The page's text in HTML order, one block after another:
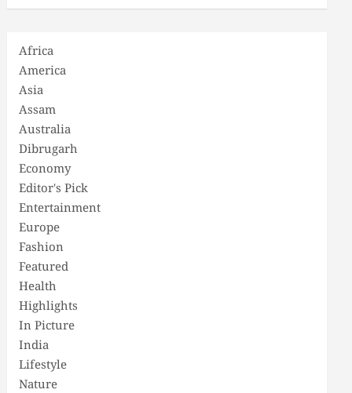
Africa
America
Asia
Assam
Australia
Dibrugarh
Economy
Editor's Pick
Entertainment
Europe
Fashion
Featured
Health
Highlights
In Picture
India
Lifestyle
Nature